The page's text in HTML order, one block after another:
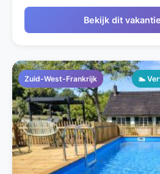
Bekijk dit
Zuid-West-Frankrijk 🏊